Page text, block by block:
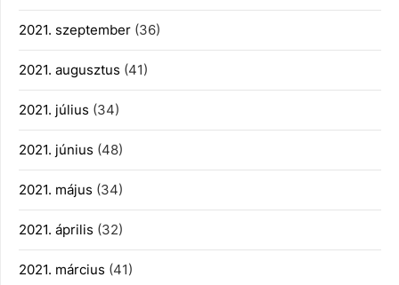
2021. szeptember (36)
2021. augusztus (41)
2021. július (34)
2021. június (48)
2021. május (34)
2021. április (32)
2021. március (41)